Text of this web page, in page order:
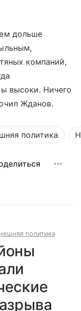
дольше
компаний,
высоки. Ничего
Жданов.
политика
политика